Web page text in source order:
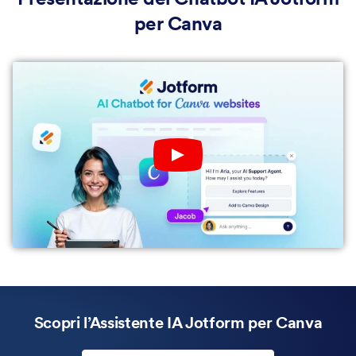
per Canva
Play YouTube Video
Scopri l’Assistente IA Jotform per Canva